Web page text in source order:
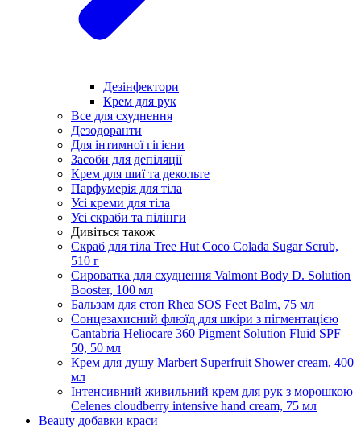
Дезінфектори
Крем для рук
Все для схуднення
Дезодоранти
Для інтимної гігієни
Засоби для депіляції
Крем для шиї та декольте
Парфумерія для тіла
Усі креми для тіла
Усі скраби та пілінги
Дивіться також
Скраб для тіла Tree Hut Coco Colada Sugar Scrub,
510 г
Сироватка для схуднення Valmont Body D. Solution
Booster, 100 мл
Бальзам для стоп Rhea SOS Feet Balm, 75 мл
Сонцезахисний флюїд для шкіри з пігментацією
Cantabria Heliocare 360 ​​Pigment Solution Fluid SPF
50, 50 мл
Крем для душу Marbert Superfruit Shower cream, 400
мл
Інтенсивний живильний крем для рук з морошкою
Celenes cloudberry intensive hand cream, 75 мл
Beauty добавки краси